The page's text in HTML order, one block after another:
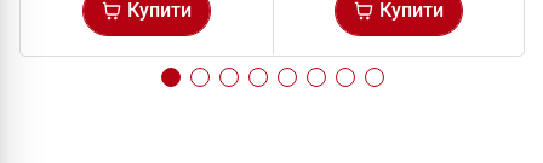
Купити
Купити